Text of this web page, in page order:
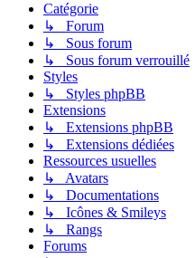
Catégorie
↳ Forum
↳ Sous forum
↳ Sous forum verrouillé
Styles
↳ Styles phpBB
Extensions
↳ Extensions phpBB
↳ Extensions dédiées
Ressources usuelles
↳ Avatars
↳ Documentations
↳ Icônes & Smileys
↳ Rangs
Forums